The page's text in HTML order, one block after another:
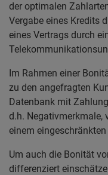
der optimalen
Vergabe eines Kredits
eines Vertrags durch
Im Rahmen einer
zu den angefragten
Datenbank mit
d.h. Negativmerkmale,
einem
Um auch die Bonität
differenziert